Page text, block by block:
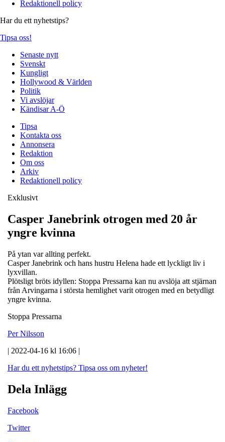
Redaktionell policy
Har du ett nyhetstips?
Tipsa oss!
Senaste nytt
Svenskt
Kungligt
Hollywood & Världen
Politik
Vi avslöjar
Kändisar A-Ö
Tipsa
Kontakta oss
Annonsera
Redaktion
Om oss
Arkiv
Redaktionell policy
Exklusivt
Casper Janebrink otrogen med 20 år
yngre kvinna
På ytan var allting perfekt.
Casper Janebrink och hans hustru Helena hade ett lyckligt liv i
lyxvillan.
Plötsligt bröts idyllen: Stoppa Pressarna kan nu avslöja att stjärnan
från Arvingarna i största hemlighet varit otrogen med en betydligt
yngre kvinna.
Stoppa Pressarna
Per Nilsson
| 2022-04-16 kl 16:06 |
Har du ett nyhetstips? Tipsa oss om nyheter!
Dela Inlägg
Facebook
Twitter